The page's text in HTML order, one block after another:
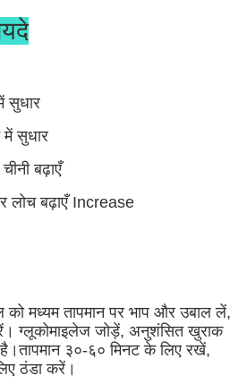
सुधार
सुधार
बढ़ाएँ
लोच बढ़ाएँ Increase
को मध्यम तापमान पर भाप और उबाल लें,
ग्लूकोमाइलेज जोड़ें, अनुशंसित खुराक
३०-६० मिनट के लिए रखें,
ठंडा करें।